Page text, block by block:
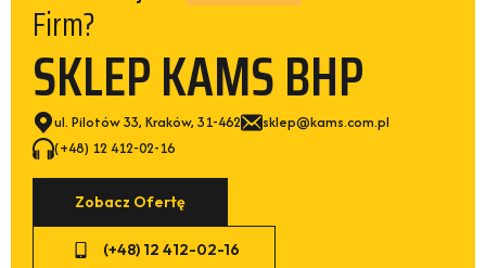
Firm?
SKLEP KAMS BHP
ul. Pilotów 33, Kraków, 31-462
sklep@kams.com.pl
(+48) 12 412-02-16
Zobacz Ofertę
(+48) 12 412-02-16